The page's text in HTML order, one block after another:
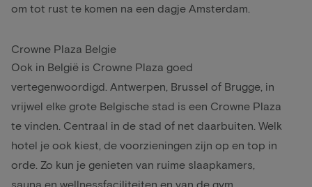
om tot rust te komen na een dagje Amsterdam.
Crowne Plaza Belgie
Ook in België is Crowne Plaza goed
vertegenwoordigd. Antwerpen Brussel of Brugge , in
vrijwel elke grote Belgische stad is een Crowne Plaza
te vinden. Centraal in de stad of net daarbuiten. Welk
hotel je ook kiest, de voorzieningen zijn op en top in
orde. Zo kun je genieten van ruime slaapkamers,
sauna en wellnessfaciliteiten en van de gym.